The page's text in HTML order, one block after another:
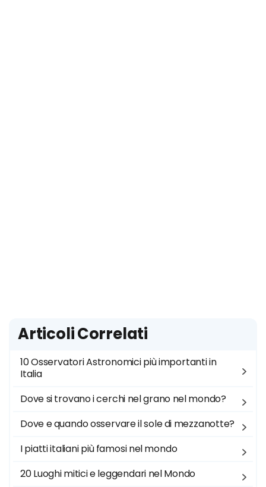
Articoli Correlati
10 Osservatori Astronomici più importanti in
Italia
Dove si trovano i cerchi nel grano nel mondo?
Dove e quando osservare il sole di mezzanotte?
I piatti italiani più famosi nel mondo
20 Luoghi mitici e leggendari nel Mondo